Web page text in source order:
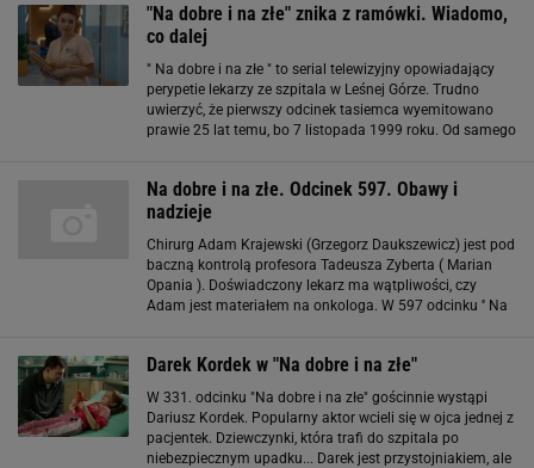
"Na dobre i na złe" znika z ramówki. Wiadomo,
co dalej
" Na dobre i na złe " to serial telewizyjny opowiadający
perypetie lekarzy ze szpitala w Leśnej Górze. Trudno
uwierzyć, że pierwszy odcinek tasiemca wyemitowano
prawie 25 lat temu, bo 7 listopada 1999 roku. Od samego
Na dobre i na złe. Odcinek 597. Obawy i
nadzieje
Chirurg Adam Krajewski (Grzegorz Daukszewicz) jest pod
baczną kontrolą profesora Tadeusza Zyberta ( Marian
Opania ). Doświadczony lekarz ma wątpliwości, czy
Adam jest materiałem na onkologa. W 597 odcinku '' Na
Darek Kordek w "Na dobre i na złe"
W 331. odcinku "Na dobre i na złe" gościnnie wystąpi
Dariusz Kordek. Popularny aktor wcieli się w ojca jednej z
pacjentek. Dziewczynki, która trafi do szpitala po
niebezpiecznym upadku... Darek jest przystojniakiem, ale